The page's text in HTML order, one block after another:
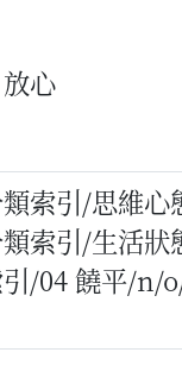
心
索引/思維心
索引/生活狀
/04 饒平/n/